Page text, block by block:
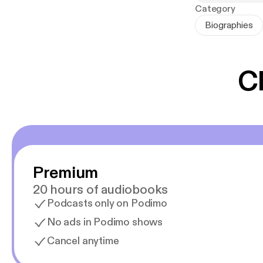
"Sjov,
Erik Pouplier
omfattende
Category
Biographies
Premium
20 hours of audiobooks
Podcasts only on Podimo
No ads in Podimo shows
Cancel anytime